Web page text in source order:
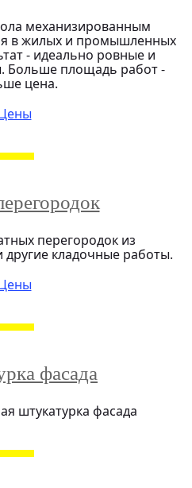
механизированным
в жилых и промышленных
- идеально ровные и
Больше площадь работ -
цена.
перегородок из
другие кладочные работы.
фасада
штукатурка фасада